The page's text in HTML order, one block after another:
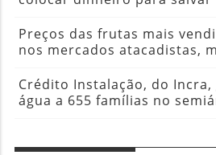
Preços das frutas mais
nos mercados atacadistas,
Crédito Instalação, do Incra,
água a 655 famílias no